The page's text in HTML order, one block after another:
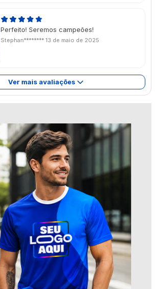
Perfeito! Seremos campeões!
Stephan******** 13 de maio de 2025
Ver mais avaliações